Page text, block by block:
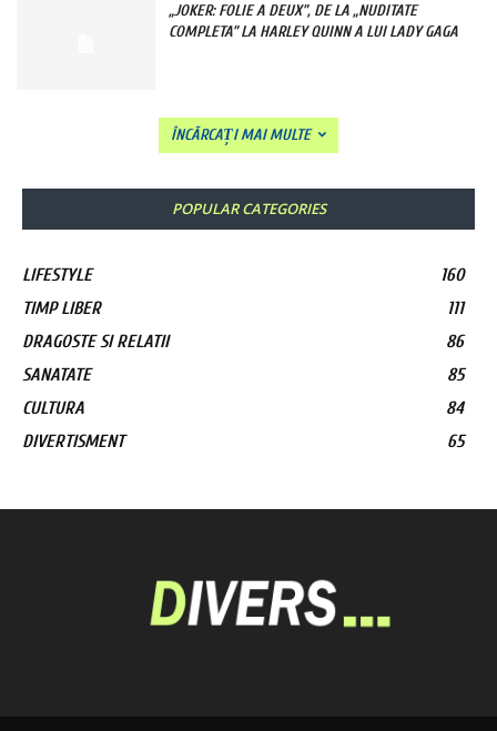
„JOKER: FOLIE A DEUX”, DE LA „NUDITATE
COMPLETA” LA HARLEY QUINN A LUI LADY GAGA
ÎNCĂRCAȚI MAI MULTE
POPULAR CATEGORIES
LIFESTYLE
160
TIMP LIBER
111
DRAGOSTE SI RELATII
86
SANATATE
85
CULTURA
84
DIVERTISMENT
65